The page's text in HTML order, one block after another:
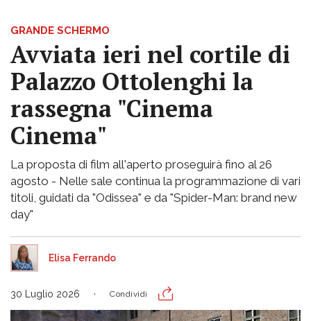
GRANDE SCHERMO
Avviata ieri nel cortile di
Palazzo Ottolenghi la
rassegna "Cinema
Cinema"
La proposta di film all'aperto proseguirà fino al 26
agosto - Nelle sale continua la programmazione di vari
titoli, guidati da "Odissea" e da "Spider-Man: brand new
day"
Elisa Ferrando
30 Luglio 2026 Condividi